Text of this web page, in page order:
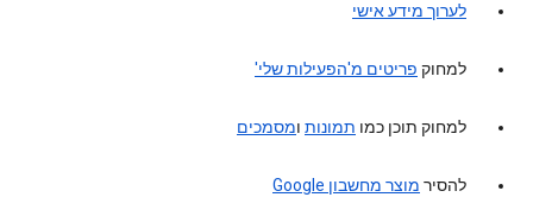
לערוך מידע אישי
למחוק פריטים מ'הפעילות שלי'
למחוק תוכן כמו תמונות ומסמכים
להסיר מוצר מחשבון Google